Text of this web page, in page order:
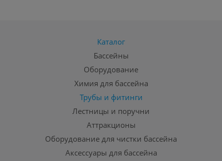
Каталог
Бассейны
Оборудование
Химия для бассейна
Трубы и фитинги
Лестницы и поручни
Аттракционы
Оборудование для чистки бассейна
Аксессуары для бассейна